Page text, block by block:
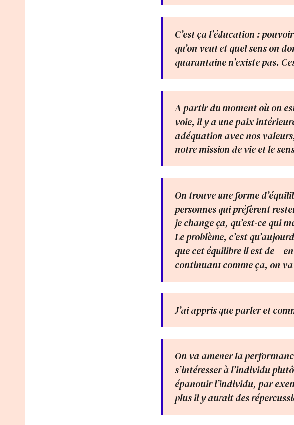
C’est ça l’éducation :
qu’on veut et quel sens on
quarantaine n’existe pas.
A partir du moment où on
voie, il y a une paix
adéquation avec nos
notre mission de vie et le
On trouve une forme
personnes qui préfèrent
je change ça, qu’est-ce qui
Le problème, c’est
que cet équilibre il est de +
continuant comme ça, on
J’ai appris que parler et
On va amener la
s’intéresser à l’individu
épanouir l’individu, par
plus il y aurait des